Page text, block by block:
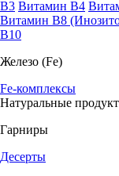
B3 Витамин B4
Витамин B8
В10
Железо (Fe)
Fe-комплексы
Натуральные
Гарниры
Десерты